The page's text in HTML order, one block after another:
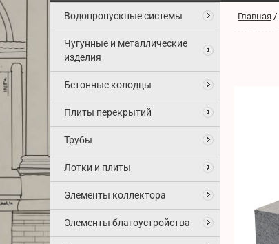
Водопропускные системы
Чугунные и металлические
изделия
Бетонные колодцы
Плиты перекрытий
Трубы
Лотки и плиты
Элементы коллектора
Элементы благоустройства
Главная /